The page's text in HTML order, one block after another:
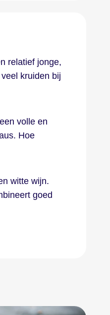
relatief jonge,
kruiden bij
volle en
Hoe
witte wijn.
goed